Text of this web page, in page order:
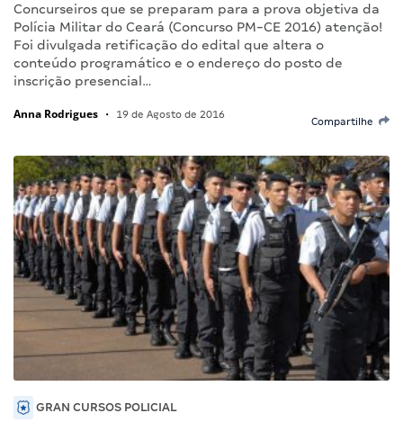
Concurseiros que se preparam para a prova objetiva da
Polícia Militar do Ceará (Concurso PM-CE 2016) atenção!
Foi divulgada retificação do edital que altera o
conteúdo programático e o endereço do posto de
inscrição presencial…
Anna Rodrigues • 19 de Agosto de 2016
Compartilhe
GRAN CURSOS POLICIAL